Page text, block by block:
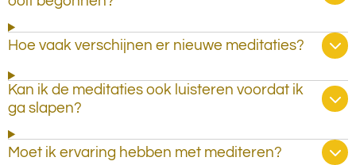
Hoe vaak verschijnen er nieuwe meditaties?
Kan ik de meditaties ook luisteren voordat ik
ga slapen?
Moet ik ervaring hebben met mediteren?